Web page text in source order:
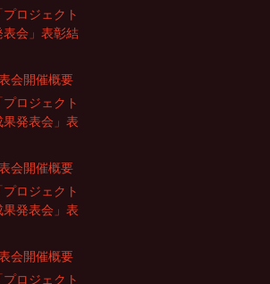
プロジェクト
会」表彰結
会開催概要
プロジェクト
発表会」表
会開催概要
プロジェクト
発表会」表
会開催概要
プロジェクト